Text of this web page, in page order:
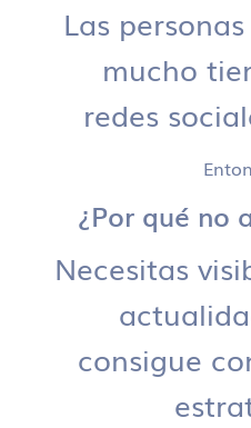
Las
mucho
redes
¿Por qué no
Necesitas
consigue